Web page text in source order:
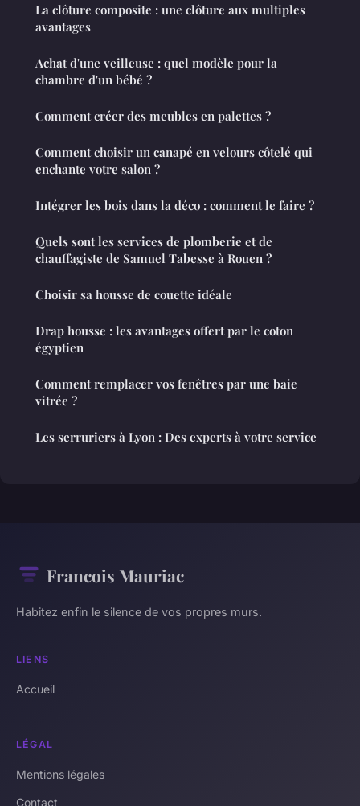
La clôture composite : une clôture aux multiples
avantages
Achat d'une veilleuse : quel modèle pour la
chambre d'un bébé ?
Comment créer des meubles en palettes ?
Comment choisir un canapé en velours côtelé qui
enchante votre salon ?
Intégrer les bois dans la déco : comment le faire ?
Quels sont les services de plomberie et de
chauffagiste de Samuel Tabesse à Rouen ?
Choisir sa housse de couette idéale
Drap housse : les avantages offert par le coton
égyptien
Comment remplacer vos fenêtres par une baie
vitrée ?
Les serruriers à Lyon : Des experts à votre service
Francois Mauriac
Habitez enfin le silence de vos propres murs.
LIENS
Accueil
LÉGAL
Mentions légales
Contact